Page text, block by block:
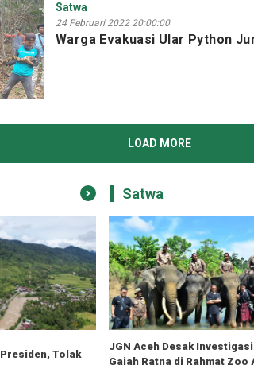
Satwa
24 Februari 2022 20:00:00
Warga Evakuasi Ular Python
LOAD MORE
Tolak
Satwa
JGN Aceh Desak
Gajah Ratna di Rahmat Zoo